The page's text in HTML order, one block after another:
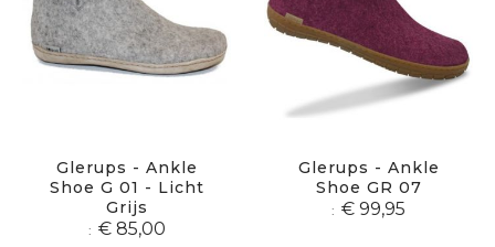
Glerups - Ankle
Shoe G 01 - Licht
Grijs
€ 85,00
Glerups - Ankle
Shoe GR 07
€ 99,95